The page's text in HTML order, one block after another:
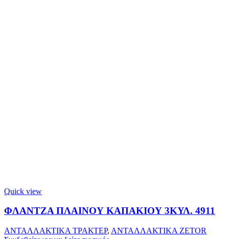
Quick view
ΦΛΑΝΤΖΑ ΠΛΑΙΝΟΥ ΚΑΠΑΚΙΟΥ 3ΚΥΛ. 4911
ΑΝΤΑΛΛΑΚΤΙΚΑ ΤΡΑΚΤΕΡ, ΑΝΤΑΛΛΑΚΤΙΚΑ ZETOR